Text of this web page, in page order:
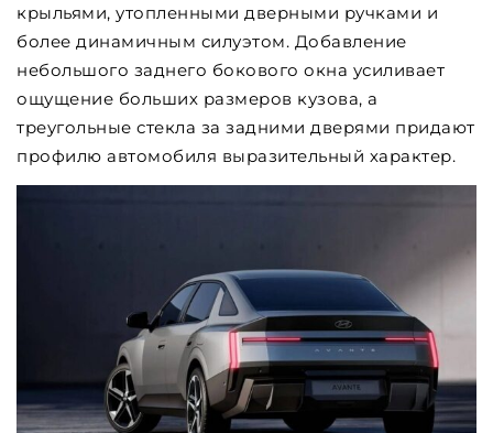
крыльями, утопленными дверными ручками и
более динамичным силуэтом. Добавление
небольшого заднего бокового окна усиливает
ощущение больших размеров кузова, а
треугольные стекла за задними дверями придают
профилю автомобиля выразительный характер.